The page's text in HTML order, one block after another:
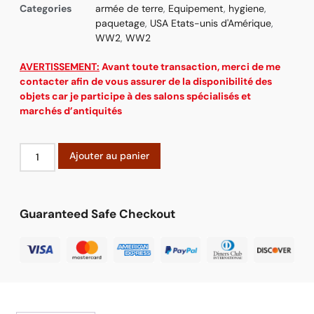
Categories armée de terre, Equipement, hygiene,
paquetage, USA Etats-unis d'Amérique,
WW2, WW2
AVERTISSEMENT: Avant toute transaction, merci de me
contacter afin de vous assurer de la disponibilité des
objets car je participe à des salons spécialisés et
marchés d’antiquités
Ajouter au panier
Guaranteed Safe Checkout